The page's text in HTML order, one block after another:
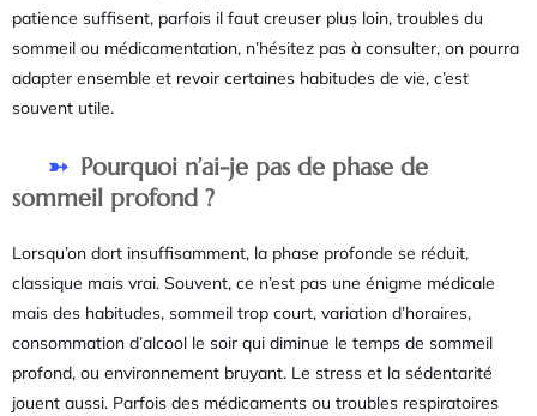
patience suffisent, parfois il faut creuser plus loin, troubles du
sommeil ou médicamentation, n’hésitez pas à consulter, on pourra
adapter ensemble et revoir certaines habitudes de vie, c’est
souvent utile.
Pourquoi n’ai-je pas de phase de
sommeil profond ?
Lorsqu’on dort insuffisamment, la phase profonde se réduit,
classique mais vrai. Souvent, ce n’est pas une énigme médicale
mais des habitudes, sommeil trop court, variation d’horaires,
consommation d’alcool le soir qui diminue le temps de sommeil
profond, ou environnement bruyant. Le stress et la sédentarité
jouent aussi. Parfois des médicaments ou troubles respiratoires